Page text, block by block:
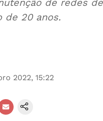
de redes
de 20 anos.
2022, 15:22